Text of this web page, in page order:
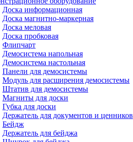
Доска информационная
Доска магнитно-маркерная
Доска меловая
Доска пробковая
Флипчарт
Демосистема напольная
Демосистема настольная
Панели для демосистемы
Модуль для расширения демосистемы
Штатив для демосистемы
Магниты для доски
Губка для доски
Держатель для документов и ценников
Бейдж
Держатель для бейджа